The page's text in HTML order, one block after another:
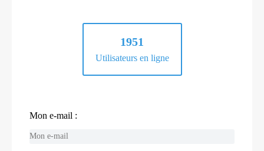
1951
Utilisateurs en ligne
Mon e-mail :